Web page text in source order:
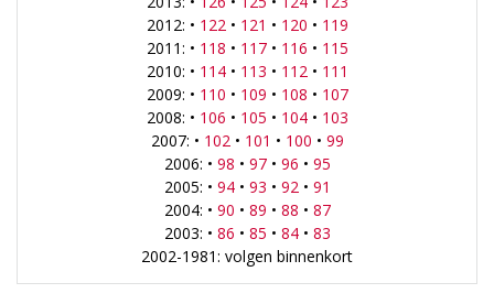
2012: • 122• 121 • 120 • 119
2011: • 118 • 117• 116 • 115
2010: • 114• 113 • 112• 111
2009: • 110 • 109 • 108 • 107
2008: • 106 • 105 • 104• 103
2007: • 102• 101 • 100 • 99
2006: • 98 • 97• 96 • 95
2005: • 94• 93 • 92• 91
2004: • 90 • 89 • 88 • 87
2003: • 86 • 85 • 84• 83
2002-1981: volgen binnenkort